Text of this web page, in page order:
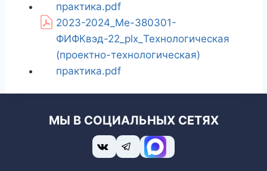
практика.pdf
2023-2024_Ме-380301-
ФИФКвэд-22_plx_Технологическая
(проектно-технологическая)
практика.pdf
МЫ В СОЦИАЛЬНЫХ СЕТЯХ